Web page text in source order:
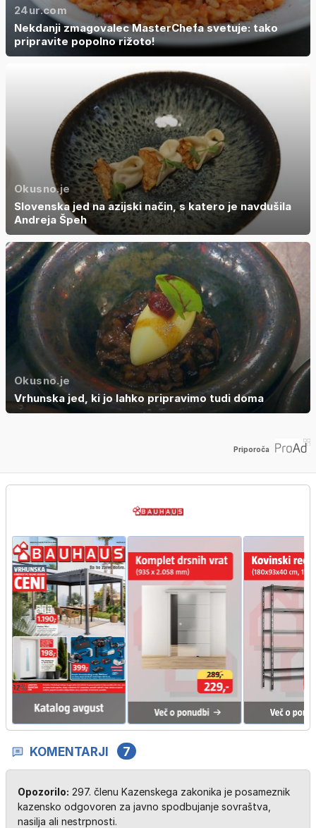
24ur.com
Nekdanji zmagovalec MasterChefa svetuje: tako
pripravite popolno rižoto!
Okusno.je
Slovenska jed na azijski način, s katero je navdušila
Andreja Špeh
Okusno.je
Vrhunska jed, ki jo lahko pripravimo tudi doma
Priporoča
KOMENTARJI 7
Opozorilo: 297. členu Kazenskega zakonika je posameznik
kazensko odgovoren za javno spodbujanje sovraštva,
nasilja ali nestrpnosti.